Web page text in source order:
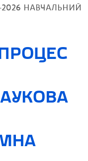
НАВЧАЛЬНИЙ